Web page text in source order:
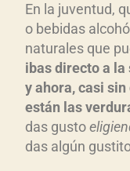
En la juventud,
o bebidas
naturales que
ibas directo a
y ahora, casi
están las
das gusto
das algún